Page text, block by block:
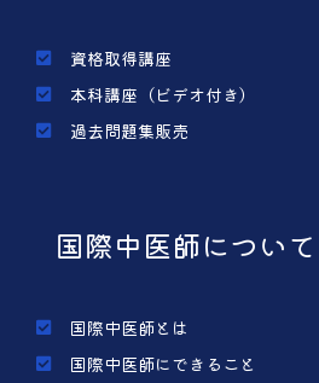
資格取得講座
本科講座（ビデオ付き）
過去問題集販売
国際中医師について
国際中医師とは
国際中医師にできること